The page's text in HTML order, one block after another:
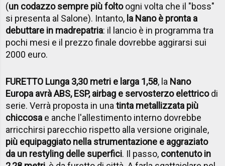
(un codazzo sempre più foltoogni volta che il "boss"
si presenta al Salone). Intanto, la Nano è pronta a
debuttare in madrepatria: il lancio è in programma tra
pochi mesi e il prezzo finale dovrebbe aggirarsi sui
2000 euro.
FURETTO Lunga 3,30 metri e larga 1,58, la Nano
Europa avrà ABS, ESP, airbag e servosterzo elettricodi
serie. Verrà proposta in unatinta metallizzata più
chiccosa e anche l'allestimento interno dovrebbe
arricchirsi parecchio rispetto alla versione originale,
più equipaggiato nella strumentazione e aggraziato
da un restyling delle superfici. Il passo, contenuto in